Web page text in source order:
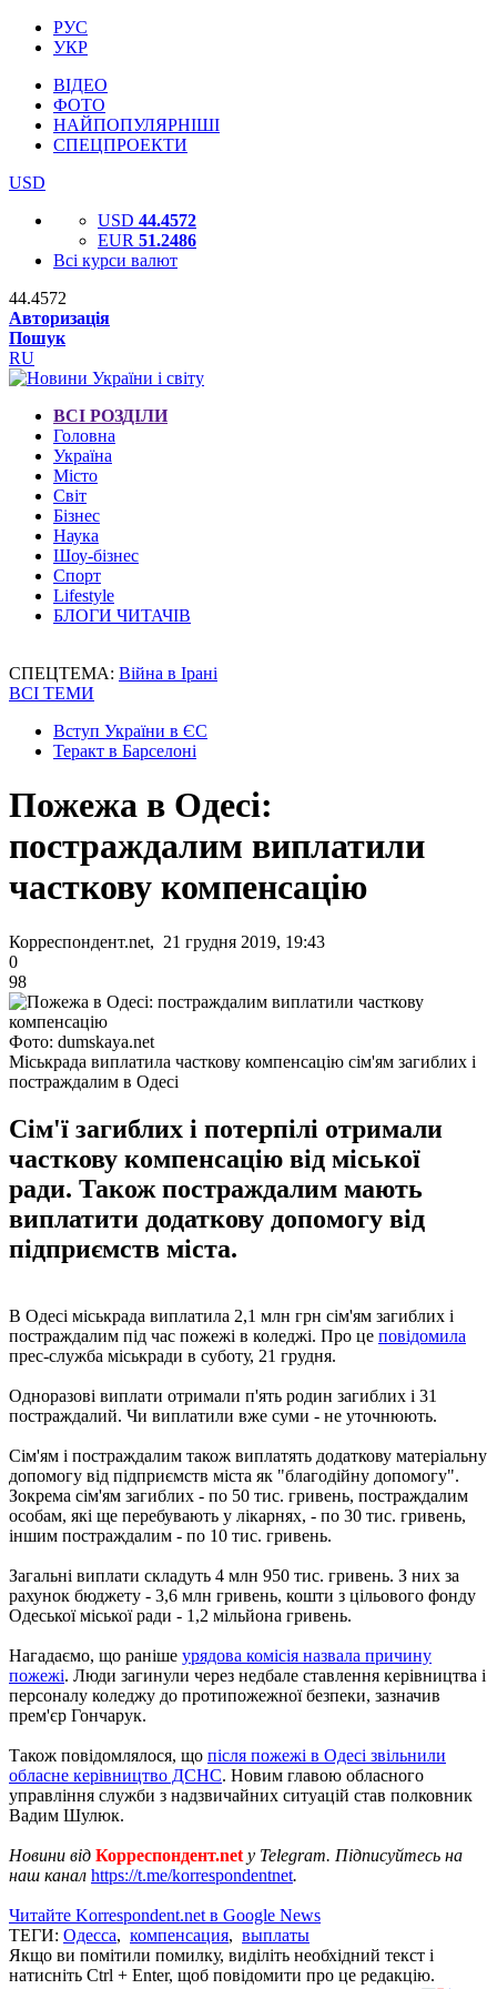
РУС
УКР
ВІДЕО
ФОТО
НАЙПОПУЛЯРНІШІ
СПЕЦПРОЕКТИ
USD
USD 44.4572
EUR 51.2486
Всі курси валют
44.4572
Авторизація
Пошук
RU
ВСІ РОЗДІЛИ
Головна
Україна
Місто
Світ
Бізнес
Наука
Шоу-бізнес
Спорт
Lifestyle
БЛОГИ ЧИТАЧІВ
СПЕЦТЕМА: Війна в Ірані
ВСІ ТЕМИ
Вступ України в ЄС
Теракт в Барселоні
Пожежа в Одесі:
постраждалим виплатили
часткову компенсацію
Корреспондент.net, 21 грудня 2019, 19:43
0
98
Фото: dumskaya.net
Міськрада виплатила часткову компенсацію сім'ям загиблих і
постраждалим в Одесі
Сім'ї загиблих і потерпілі отримали
часткову компенсацію від міської
ради. Також постраждалим мають
виплатити додаткову допомогу від
підприємств міста.
В Одесі міськрада виплатила 2,1 млн грн сім'ям загиблих і
постраждалим під час пожежі в коледжі. Про це повідомила
прес-служба міськради в суботу, 21 грудня.
Одноразові виплати отримали п'ять родин загиблих і 31
постраждалий. Чи виплатили вже суми - не уточнюють.
Сім'ям і постраждалим також виплатять додаткову матеріальну
допомогу від підприємств міста як "благодійну допомогу".
Зокрема сім'ям загиблих - по 50 тис. гривень, постраждалим
особам, які ще перебувають у лікарнях, - по 30 тис. гривень,
іншим постраждалим - по 10 тис. гривень.
Загальні виплати складуть 4 млн 950 тис. гривень. З них за
рахунок бюджету - 3,6 млн гривень, кошти з цільового фонду
Одеської міської ради - 1,2 мільйона гривень.
Нагадаємо, що раніше урядова комісія назвала причину
пожежі. Люди загинули через недбале ставлення керівництва і
персоналу коледжу до протипожежної безпеки, зазначив
прем'єр Гончарук.
Також повідомлялося, що після пожежі в Одесі звільнили
обласне керівництво ДСНС. Новим главою обласного
управління служби з надзвичайних ситуацій став полковник
Вадим Шулюк.
Новини від Корреспондент.net у Telegram. Підписуйтесь на
наш канал https://t.me/korrespondentnet.
Читайте Korrespondent.net в Google News
ТЕГИ: Одесса, компенсация, выплаты
Якщо ви помітили помилку, виділіть необхідний текст і
натисніть Ctrl + Enter, щоб повідомити про це редакцію.